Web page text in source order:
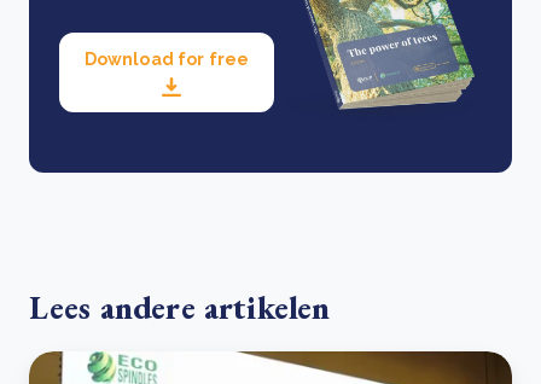
Download for free
Lees andere artikelen